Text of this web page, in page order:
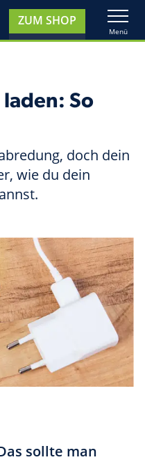
So
doch dein
wie du dein
sollte man